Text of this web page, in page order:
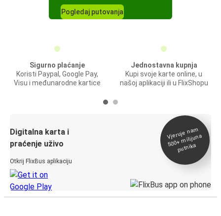
Pogledaj putovanja
Sigurno plaćanje
Koristi Paypal, Google Pay,
Visu i međunarodne kartice
Jednostavna kupnja
Kupi svoje karte online, u
našoj aplikaciji ili u FlixShopu
Digitalna karta i
praćenje uživo
Otkrij FlixBus aplikaciju
Vjeruje na
m
500+
milijuna
putnika